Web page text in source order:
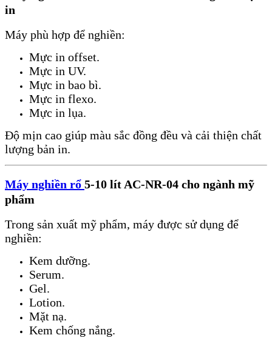
in
Máy phù hợp để nghiền:
Mực in offset.
Mực in UV.
Mực in bao bì.
Mực in flexo.
Mực in lụa.
Độ mịn cao giúp màu sắc đồng đều và cải thiện chất
lượng bản in.
Máy nghiền rổ 5-10 lít AC-NR-04 cho ngành mỹ
phẩm
Trong sản xuất mỹ phẩm, máy được sử dụng để
nghiền:
Kem dưỡng.
Serum.
Gel.
Lotion.
Mặt nạ.
Kem chống nắng.